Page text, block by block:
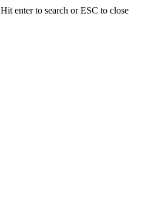
Hit enter to search or ESC to close